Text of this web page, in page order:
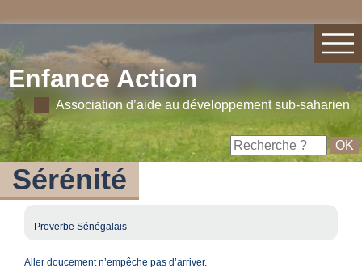
Enfance Action
Association d’aide au développement sub-saharien
Sérénité
Proverbe Sénégalais
Aller doucement n’empêche pas d’arriver.